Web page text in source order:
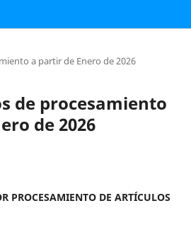
a partir de Enero de 2026
de procesamiento
de 2026
PROCESAMIENTO DE ARTÍCULOS